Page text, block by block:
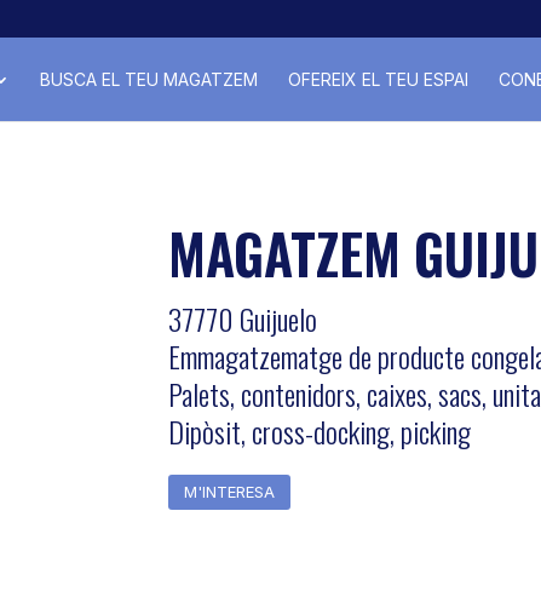
BUSCA EL TEU MAGATZEM OFEREIX EL TEU ESPAI
MAGATZEM
37770 Guijuelo
Emmagatzematge de producte
Palets, contenidors, caixes, sacs,
Dipòsit, cross-docking, picking
M'INTERESA